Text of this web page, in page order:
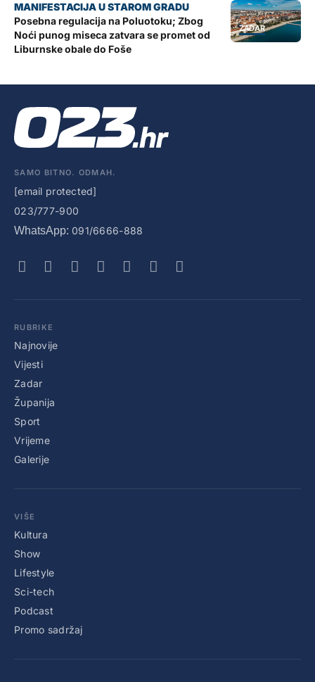
ZADAR
Posebna regulacija na Poluotoku; Zbog
Noći punog miseca zatvara se promet od
Liburnske obale do Foše
SAMO BITNO. ODMAH.
[email protected]
023/777-900
WhatsApp: 091/6666-888
RUBRIKE
Najnovije
Vijesti
Zadar
Županija
Sport
Vrijeme
Galerije
VIŠE
Kultura
Show
Lifestyle
Sci-tech
Podcast
Promo sadržaj